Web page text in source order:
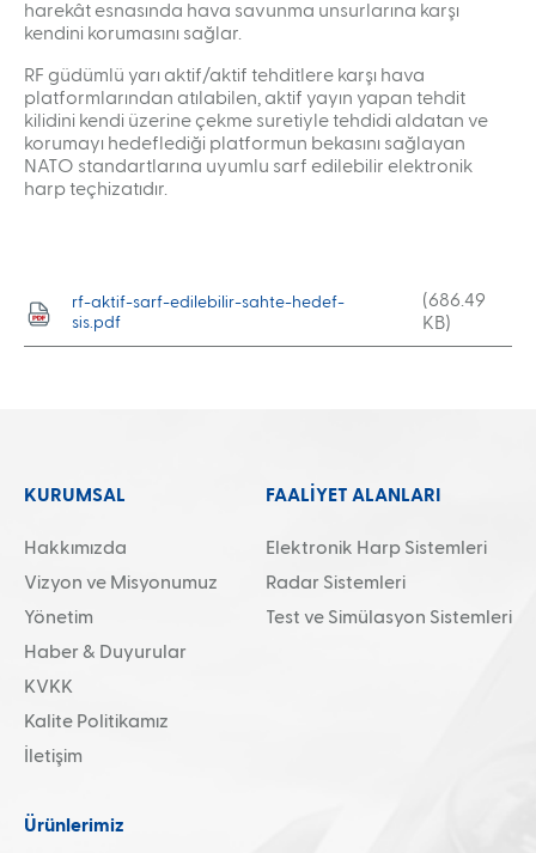
harekât esnasında hava savunma unsurlarına karşı
kendini korumasını sağlar.
RF güdümlü yarı aktif/aktif tehditlere karşı hava
platformlarından atılabilen, aktif yayın yapan tehdit
kilidini kendi üzerine çekme suretiyle tehdidi aldatan ve
korumayı hedeflediği platformun bekasını sağlayan
NATO standartlarına uyumlu sarf edilebilir elektronik
harp teçhizatıdır.
rf-aktif-sarf-edilebilir-sahte-hedef-
sis.pdf
(686.49
KB)
KURUMSAL
Hakkımızda
Vizyon ve Misyonumuz
Yönetim
Haber & Duyurular
KVKK
Kalite Politikamız
İletişim
FAALİYET ALANLARI
Elektronik Harp Sistemleri
Radar Sistemleri
Test ve Simülasyon Sistemleri
Ürünlerimiz